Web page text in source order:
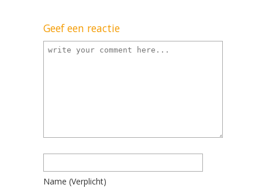
Geef een reactie
Name (verplicht)